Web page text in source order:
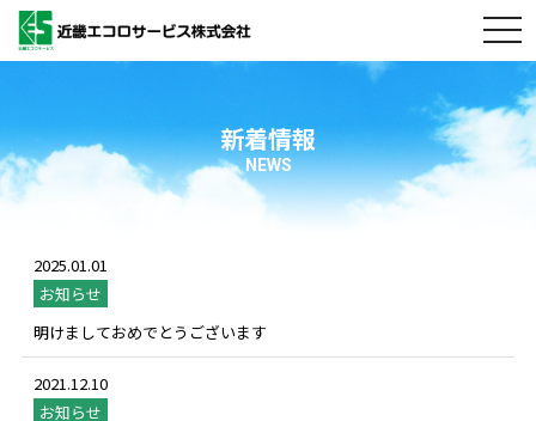
新着情報
NEWS
2025.01.01
お知らせ
明けましておめでとうございます
2021.12.10
お知らせ